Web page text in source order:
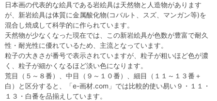
日本画の代表的な絵具である岩絵具は天然物と人造物があります
が、新岩絵具は体質に金属酸化物(コバルト、スズ、マンガン等)を
混合し焼成して科学的に作られています。
天然物が少なくなった現在では、この新岩絵具が色数が豊富で耐久
性・耐光性に優れているため、主流となっています。
粒子の大きさが番号で表示されていますが、粒子が粗いほど色が濃
く、粒子が細かくなるほど淡い色になります。
荒目（５～８番）、中目（９～１０番）、細目（１１～１３番＋
白）と区分すると、「e-画材.com」では比較的使い易い９・１１・
１３・白番を品揃えしています。